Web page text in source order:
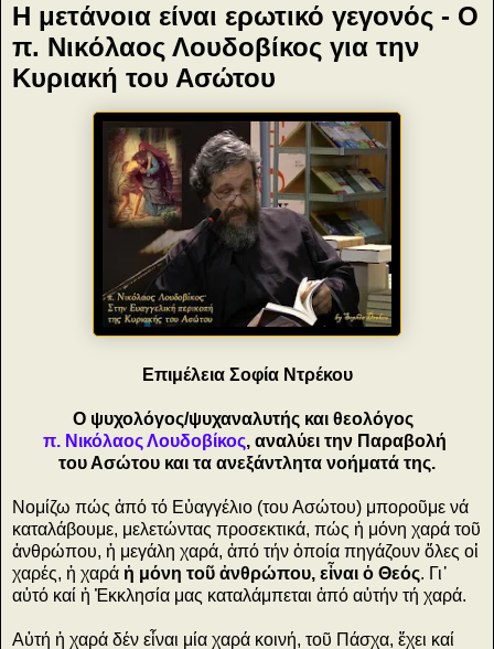
Η μετάνοια είναι ερωτικό γεγονός - Ο
π. Νικόλαος Λουδοβίκος για την
Κυριακή του Ασώτου
Επιμέλεια Σοφία Ντρέκου
Ο ψυχολόγος/ψυχαναλυτής και θεολόγος
π. Νικόλαος Λουδοβίκος, αναλύει την Παραβολή
του Ασώτου και τα ανεξάντλητα νοήματά της.
Νομίζω πώς ἀπό τό Εὐαγγέλιο (του Ασώτου) μποροῦμε νά
καταλάβουμε, μελετώντας προσεκτικά, πώς ἡ μόνη χαρά τοῦ
ἀνθρώπου, ἡ μεγάλη χαρά, ἀπό τήν ὁποία πηγάζουν ὅλες οἱ
χαρές, ἡ χαρά ἡ μόνη τοῦ ἀνθρώπου, εἶναι ὁ Θεός. Γι᾿
αὐτό καί ἡ Ἐκκλησία μας καταλάμπεται ἀπό αὐτήν τή χαρά.
Αὐτή ἡ χαρά δέν εἶναι μία χαρά κοινή, τοῦ Πάσχα, ἔχει καί